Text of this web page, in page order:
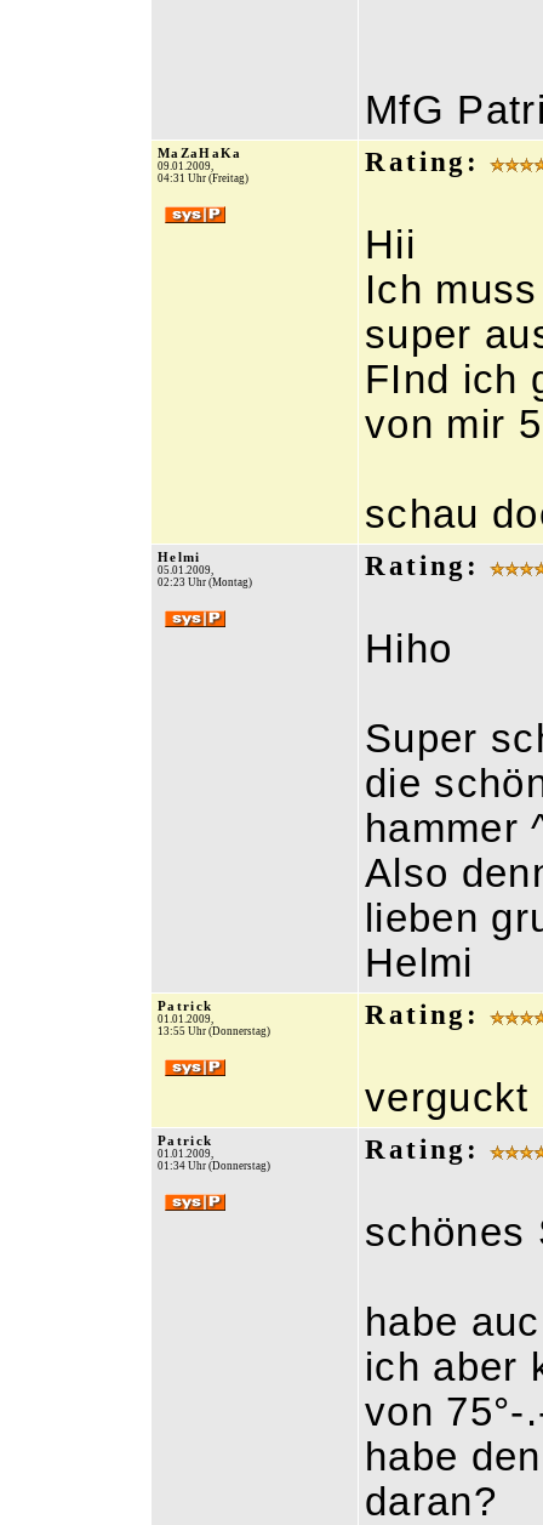
MfG
MaZaHaKa
09.01.2009,
04:31 Uhr (Freitag)
Rating:
Hii
Ich
super
FInd ich
von mir
schau
Helmi
05.01.2009,
02:23 Uhr (Montag)
Rating:
Hiho
Super
die
hammer
Also
lieben
Helmi
Patrick
01.01.2009,
13:55 Uhr (Donnerstag)
Rating:
verguckt
Patrick
01.01.2009,
01:34 Uhr (Donnerstag)
Rating:
schönes
habe
ich aber
von 75°-
habe
daran?